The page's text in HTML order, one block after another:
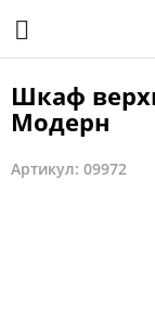
Шкаф
Модерн
Артикул: 09972